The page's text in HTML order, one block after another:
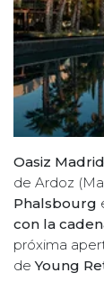
Oasiz
de Ardoz
Phalsbourg
con la
próxima
deYoung